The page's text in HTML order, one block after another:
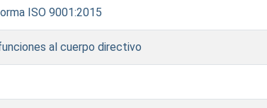
ISO 9001:2015
al cuerpo directivo